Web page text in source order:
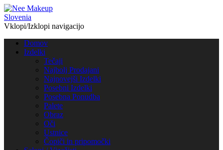
Vklopi/Izklopi navigacijo
Domov
Izdelki
Tečaji
Najbolj Prodajani
Najnovejši Izdelki
Posebni Izdelki
Posebna Ponudba
Palete
Obraz
Oči
Ustnice
Čopiči in pripomočki